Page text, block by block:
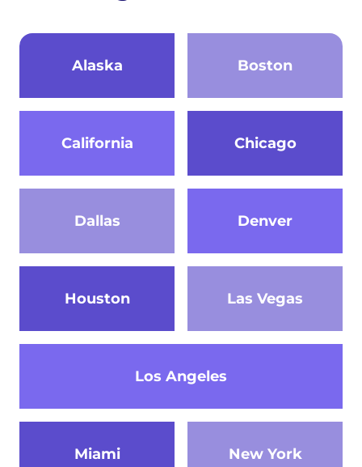
Alaska Boston
California Chicago
Dallas Denver
Houston Las Vegas
Los Angeles
Miami New York